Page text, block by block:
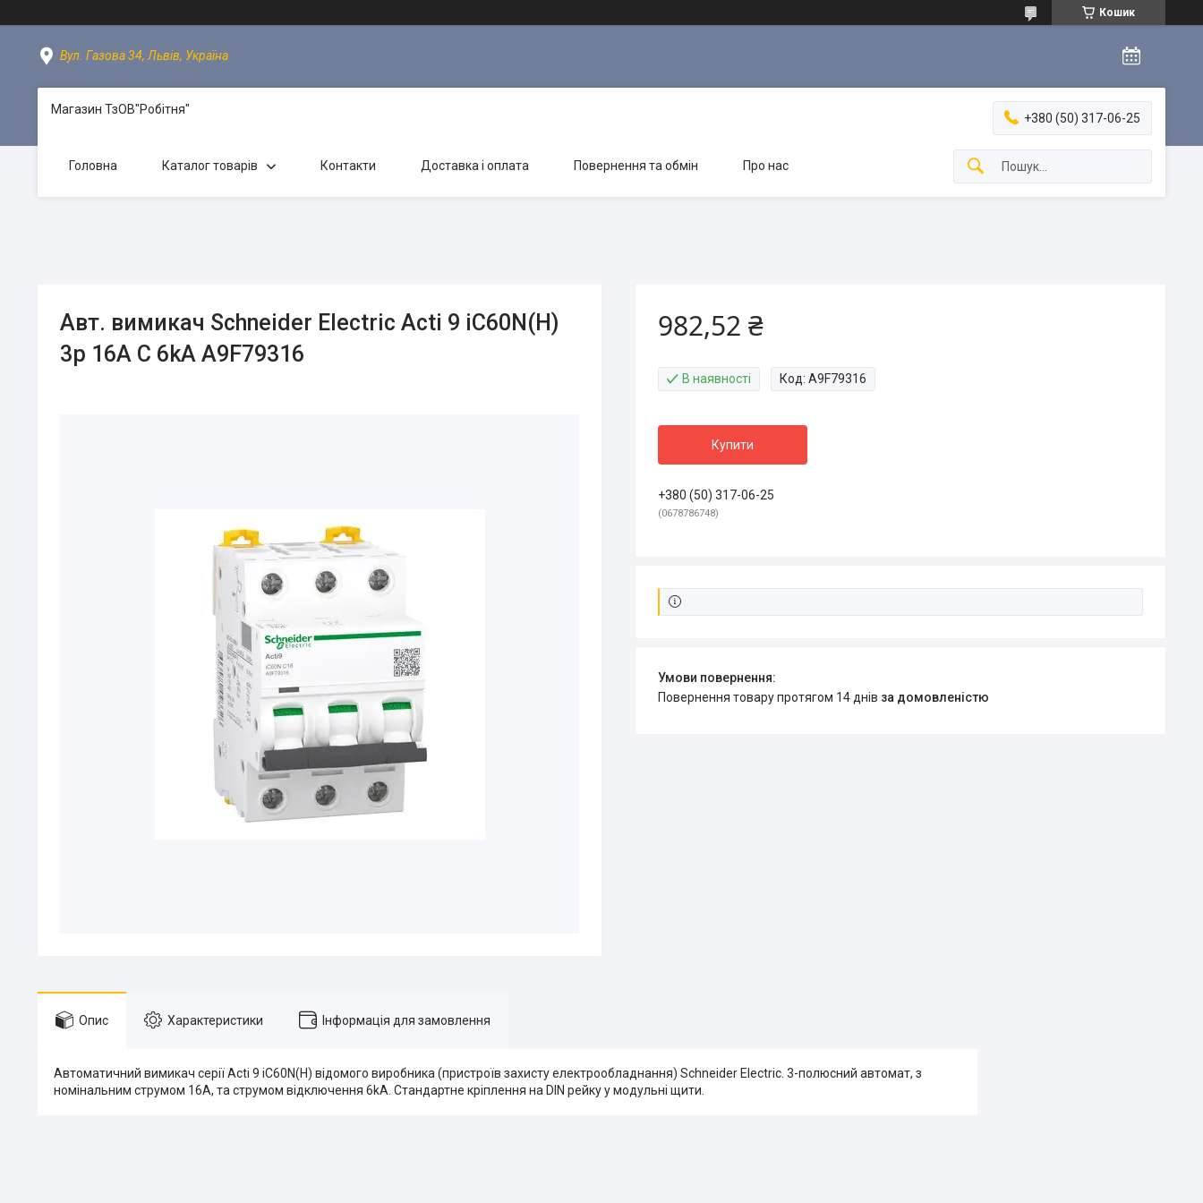
Кошик
Вул. Газова 34, Львів, Україна
Магазин ТзОВ"Робітня"
+380 (50) 317-06-25
Головна Каталог товарів Контакти Доставка і оплата Повернення та обмін Про нас
Авт. вимикач Schneider Electric Acti 9 iC60N(H)
3p 16A C 6kA A9F79316
982,52 ₴
В наявності Код: A9F79316
Купити
+380 (50) 317-06-25
0678786748
повернення товару протягом 14 днів за домовленістю
Опис Характеристики Інформація для замовлення
Автоматичний вимикач серії Acti 9 iC60N(H) відомого виробника (пристроїв захисту електрообладнання) Schneider Electric. 3-полюсний автомат, з
номінальним струмом 16A, та струмом відключення 6kA. Стандартне кріплення на DIN рейку у модульні щити.